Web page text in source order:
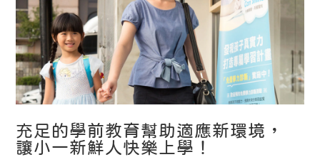
充足的學前教育幫助適應新環境，
讓小一新鮮人快樂上學！